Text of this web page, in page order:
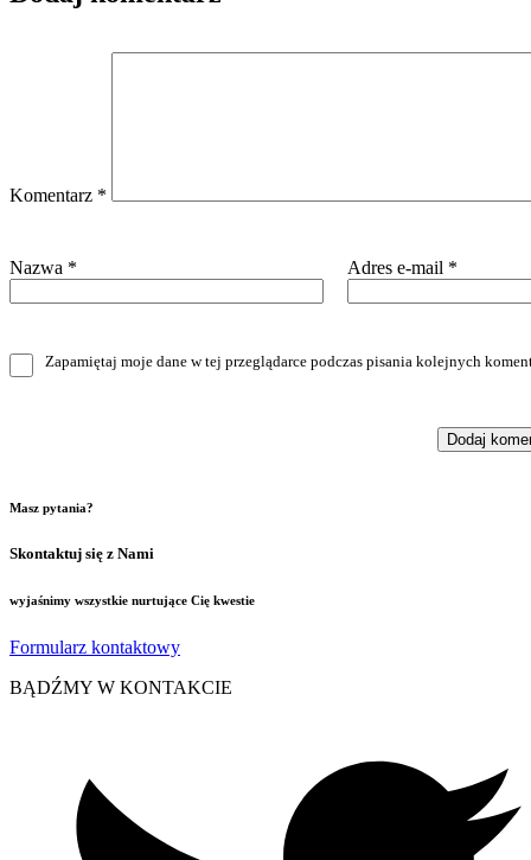
Komentarz *
Nazwa * Adres e-mail *
Zapamiętaj moje dane w tej przeglądarce podczas pisania kolejnych
Masz pytania?
Skontaktuj się z Nami
wyjaśnimy wszystkie nurtujące Cię kwestie
Formularz kontaktowy
BĄDŹMY W KONTAKCIE